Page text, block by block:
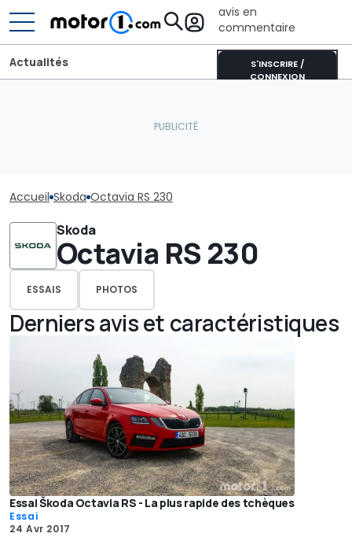
avis en
commentaire
S'INSCRIRE /
CONNEXION
Actualités
Accueil Skoda Octavia RS 230
Skoda
Octavia RS 230
ESSAIS PHOTOS
Derniers avis et caractéristiques
Essai Škoda Octavia RS - La plus rapide des tchèques
Essai
24 Avr 2017